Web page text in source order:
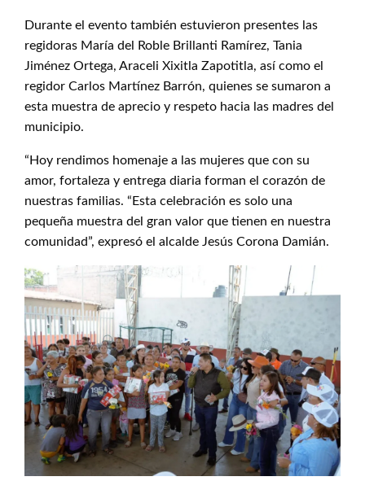
Durante el evento también estuvieron presentes las
regidoras María del Roble Brillanti Ramírez, Tania
Jiménez Ortega, Araceli Xixitla Zapotitla, así como el
regidor Carlos Martínez Barrón, quienes se sumaron a
esta muestra de aprecio y respeto hacia las madres del
municipio.
“Hoy rendimos homenaje a las mujeres que con su
amor, fortaleza y entrega diaria forman el corazón de
nuestras familias. “Esta celebración es solo una
pequeña muestra del gran valor que tienen en nuestra
comunidad”, expresó el alcalde Jesús Corona Damián.